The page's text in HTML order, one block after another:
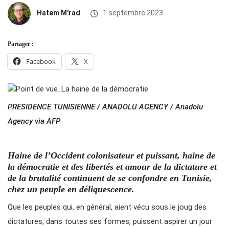
Hatem M'rad 1 septembre 2023
Partager :
Facebook X
PRESIDENCE TUNISIENNE / ANADOLU AGENCY / Anadolu
Agency via AFP
Haine de l’Occident colonisateur et puissant, haine de
la démocratie et des libertés et amour de la dictature et
de la brutalité continuent de se confondre en Tunisie,
chez un peuple en déliquescence.
Que les peuples qui, en général, aient vécu sous le joug des
dictatures, dans toutes ses formes, puissent aspirer un jour